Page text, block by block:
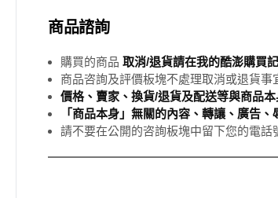
商品諮詢
購買的商品 取消/退貨請在我的酷澎購買
商品咨詢及評價板塊不處理取消或退貨事
價格、賣家、換貨/退貨及配送等與商品
「商品本身」無關的內容、轉讓、廣告
請不要在公開的咨詢板塊中留下您的電話